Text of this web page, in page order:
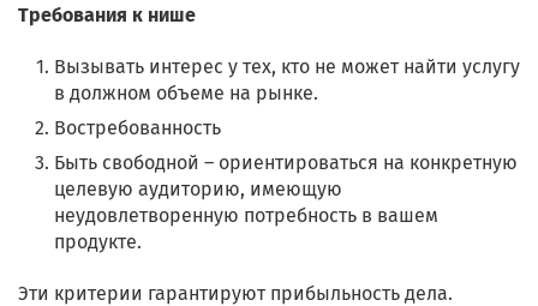
Требования к нише
Вызывать интерес у тех, кто не может найти услугу
в должном объеме на рынке.
Востребованность
Быть свободной – ориентироваться на конкретную
целевую аудиторию, имеющую
неудовлетворенную потребность в вашем
продукте.
Эти критерии гарантируют прибыльность дела.